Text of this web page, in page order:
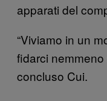
apparati del
“Viviamo in un
fidarci nemmeno
concluso Cui.